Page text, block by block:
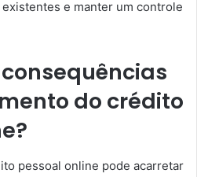
e manter um controle
do crédito
pessoal online pode acarretar